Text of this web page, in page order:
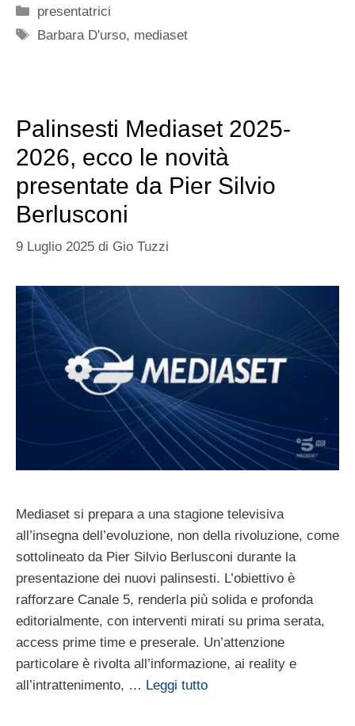
Categorie
presentatrici
Tag
Barbara D'urso, mediaset
Palinsesti Mediaset 2025-
2026, ecco le novità
presentate da Pier Silvio
Berlusconi
9 Luglio 2025 di Gio Tuzzi
Mediaset si prepara a una stagione televisiva
all’insegna dell’evoluzione, non della rivoluzione, come
sottolineato da Pier Silvio Berlusconi durante la
presentazione dei nuovi palinsesti. L’obiettivo è
rafforzare Canale 5, renderla più solida e profonda
editorialmente, con interventi mirati su prima serata,
access prime time e preserale. Un’attenzione
particolare è rivolta all’informazione, ai reality e
all’intrattenimento, … Leggi tutto